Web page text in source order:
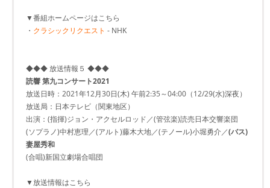
▼番組ホームページはこちら
・ クラシックリクエスト - NHK
◆◆◆ 放送情報５ ◆◆◆
読響 第九コンサート2021
放送日時：2021年12月30日(木) 午前2:35～04:00（12/29(水)深夜）
放送局：日本テレビ（関東地区）
出演：(指揮)ジョン・アクセルロッド／(管弦楽)読売日本交響楽団
(ソプラノ)中村恵理／(アルト)藤木大地／(テノール)小堀勇介／(バス)
妻屋秀和
(合唱)新国立劇場合唱団
▼放送情報はこちら